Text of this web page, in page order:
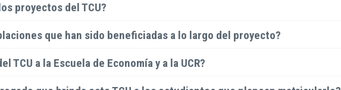
proyectos del TCU?
que han sido beneficiadas a lo largo del proyecto?
TCU a la Escuela de Economía y a la UCR?